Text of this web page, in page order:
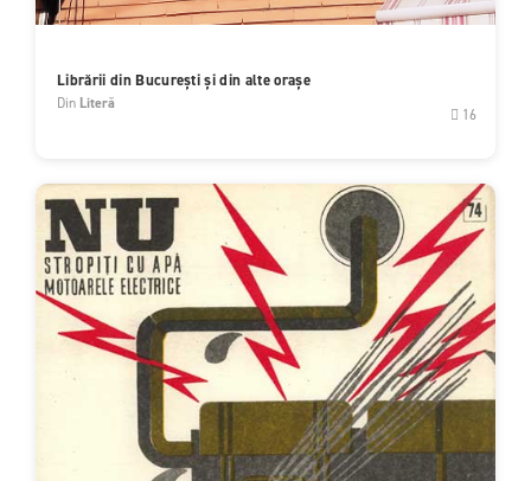
Librării din București și din alte orașe
Din Literă
16